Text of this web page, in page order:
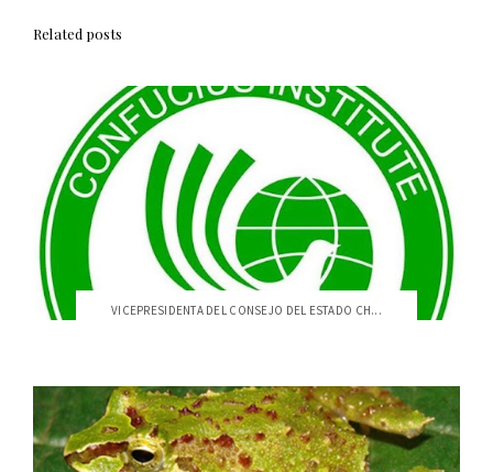
Related posts
VICEPRESIDENTA DEL CONSEJO DEL ESTADO CH...